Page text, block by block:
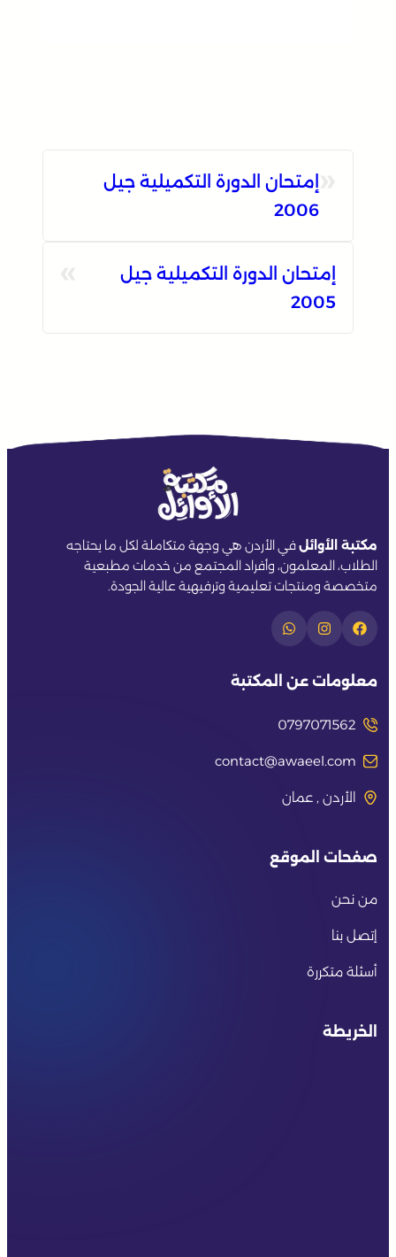
إمتحان الدورة التكميلية جيل
2006
إمتحان الدورة التكميلية جيل
2005
مكتبة الأوائلفي الأردن هي وجهة متكاملة لكل ما يحتاجه
الطلاب، المعلمون، وأفراد المجتمع من خدمات مطبعية
متخصصة ومنتجات تعليمية وترفيهية عالية الجودة.
معلومات عن المكتبة
0797071562
contact@awaeel.com
الأردن , عمان
صفحات الموقع
من نحن
إتصل بنا
أسئلة متكررة
الخريطة